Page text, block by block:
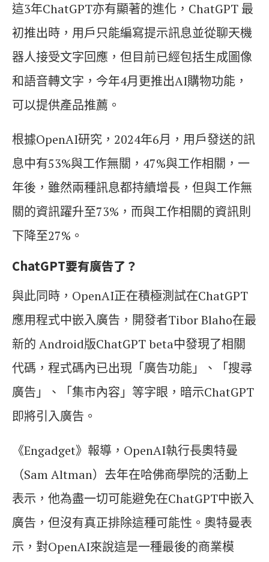
這3年ChatGPT亦有顯著的進化，ChatGPT 最
初推出時，用戶只能編寫提示訊息並從聊天機
器人接受文字回應，但目前已經包括生成圖像
和語音轉文字，今年4月更推出AI購物功能，
可以提供產品推薦。
根據OpenAI研究，2024年6月，用戶發送的訊
息中有53%與工作無關，47%與工作相關，一
年後，雖然兩種訊息都持續增長，但與工作無
關的資訊躍升至73%，而與工作相關的資訊則
下降至27%。
ChatGPT要有廣告了？
與此同時，OpenAI正在積極測試在ChatGPT
應用程式中嵌入廣告，開發者Tibor Blaho在最
新的 Android版ChatGPT beta中發現了相關
代碼，程式碼內已出現「廣告功能」、「搜尋
廣告」、「集市內容」等字眼，暗示ChatGPT
即將引入廣告。
《Engadget》報導，OpenAI執行長奧特曼
（Sam Altman）去年在哈佛商學院的活動上
表示，他為盡一切可能避免在ChatGPT中嵌入
廣告，但沒有真正排除這種可能性。奧特曼表
示，對OpenAI來說這是一種最後的商業模